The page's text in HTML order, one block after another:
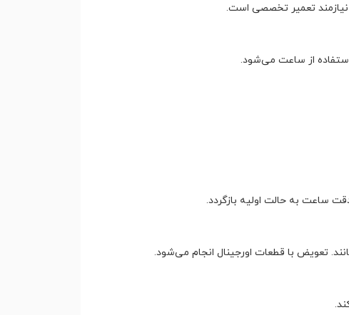
تعمیر تخصصی است.
از ساعت می‌شود.
ساعت به حالت اولیه بازگردد.
تعویض با قطعات اورجینال انجام می‌شود.